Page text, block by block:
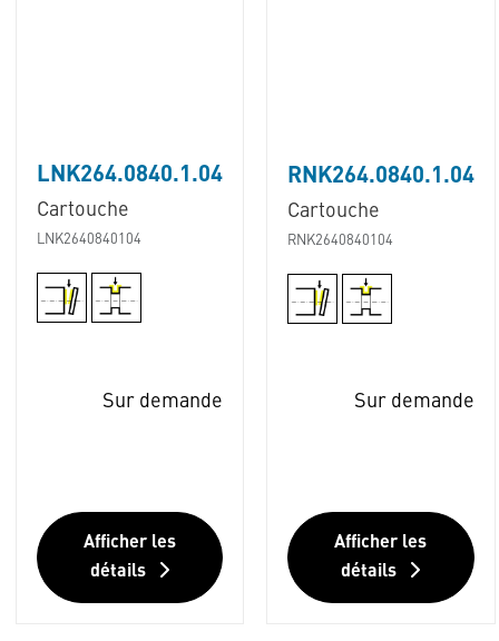
LNK264.0840.1.04
Cartouche
LNK2640840104
Sur demande
Afficher les
détails
RNK264.0840.1.04
Cartouche
RNK2640840104
Sur demande
Afficher les
détails